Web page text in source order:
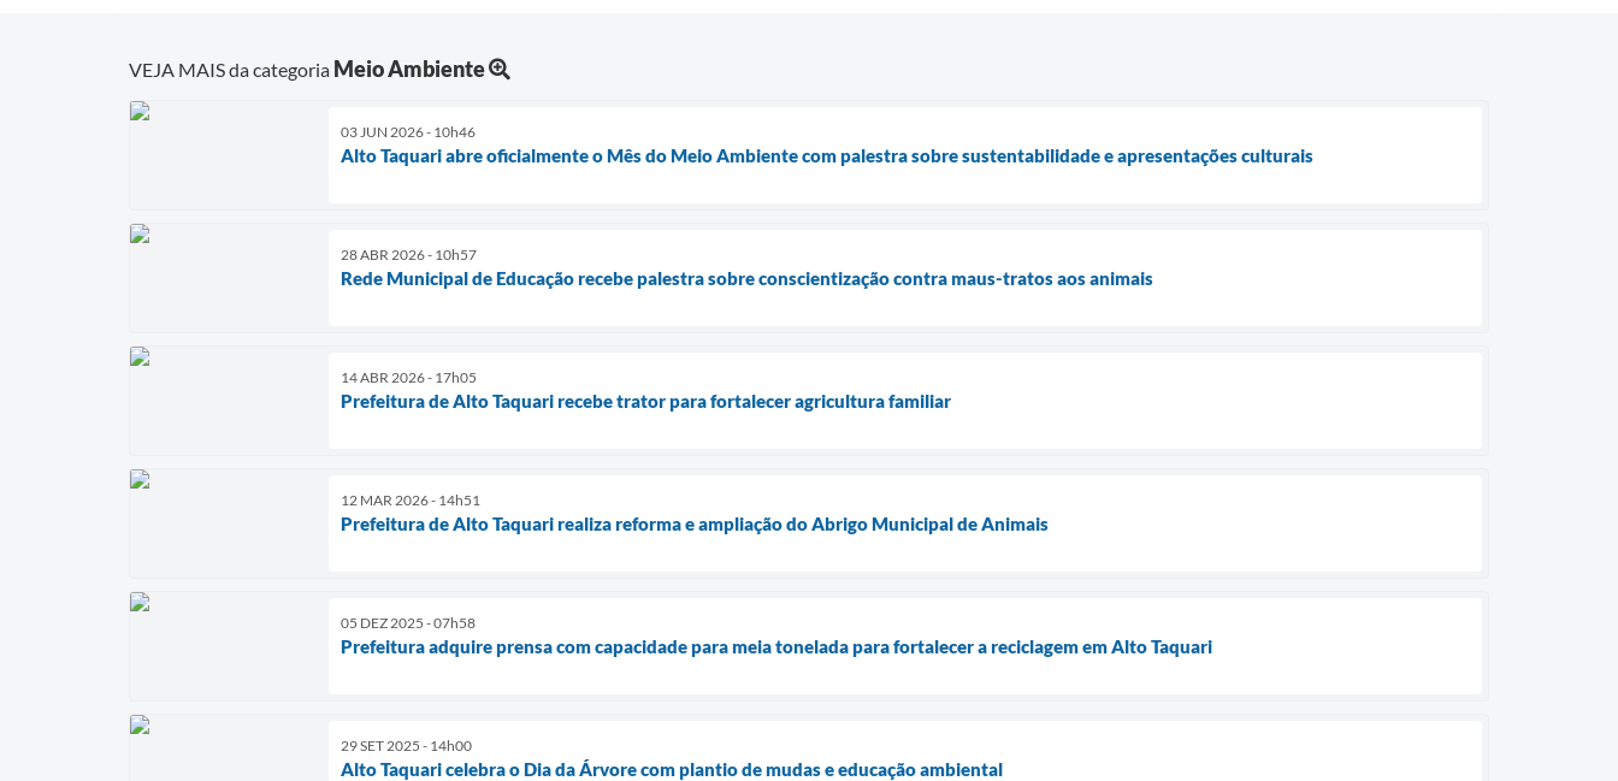
VEJA MAIS da categoria Meio Ambiente
03 JUN 2026 - 10h46
Alto Taquari abre oficialmente o Mês do Meio Ambiente com palestra sobre sustentabilidade e apresentações culturais
28 ABR 2026 - 10h57
Rede Municipal de Educação recebe palestra sobre conscientização contra maus-tratos aos animais
14 ABR 2026 - 17h05
Prefeitura de Alto Taquari recebe trator para fortalecer agricultura familiar
12 MAR 2026 - 14h51
Prefeitura de Alto Taquari realiza reforma e ampliação do Abrigo Municipal de Animais
05 DEZ 2025 - 07h58
Prefeitura adquire prensa com capacidade para meia tonelada para fortalecer a reciclagem em Alto Taquari
29 SET 2025 - 14h00
Alto Taquari celebra o Dia da Árvore com plantio de mudas e educação ambiental